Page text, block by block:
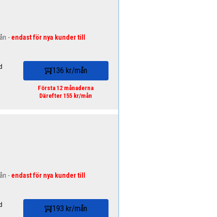
- endast för nya kunder till
136 kr/mån
Första 12 månaderna
Därefter 155 kr/mån
- endast för nya kunder till
193 kr/mån